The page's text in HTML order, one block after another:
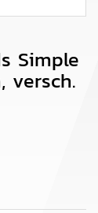
Simple
versch.